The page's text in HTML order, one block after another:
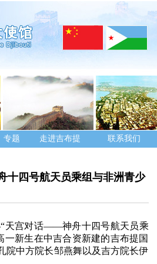
专题 走进吉布提 联系我们
四号航天员乘组与非洲青少
“天宫对话——神舟十四号航天员乘
新生在中吉合资新建的吉布提国
院中方院长邹燕舞以及吉方院长伊